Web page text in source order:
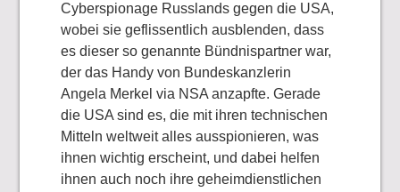
Cyberspionage Russlands gegen die USA,
wobei sie geflissentlich ausblenden, dass
es dieser so genannte Bündnispartner war,
der das Handy von Bundeskanzlerin
Angela Merkel via NSA anzapfte. Gerade
die USA sind es, die mit ihren technischen
Mitteln weltweit alles ausspionieren, was
ihnen wichtig erscheint, und dabei helfen
ihnen auch noch ihre geheimdienstlichen